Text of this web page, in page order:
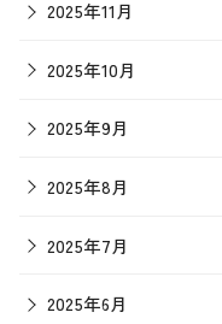
2025年11月
2025年10月
2025年9月
2025年8月
2025年7月
2025年6月